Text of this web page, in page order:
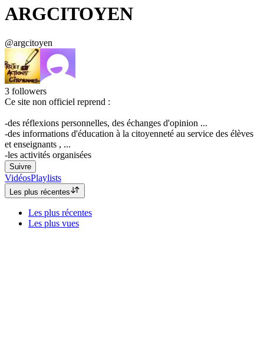
ARGCITOYEN
@argcitoyen
3 followers
Ce site non officiel reprend :
-des réflexions personnelles, des échanges d'opinion ...
-des informations d'éducation à la citoyenneté au service des élèves
et enseignants , ...
-les activités organisées
Suivre
VidéosPlaylists
Les plus récentes
Les plus récentes
Les plus vues